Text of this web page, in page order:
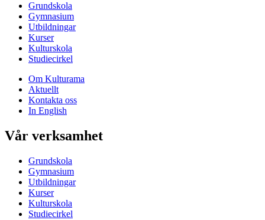
Grundskola
Gymnasium
Utbildningar
Kurser
Kulturskola
Studiecirkel
Om Kulturama
Aktuellt
Kontakta oss
In English
Vår verksamhet
Grundskola
Gymnasium
Utbildningar
Kurser
Kulturskola
Studiecirkel